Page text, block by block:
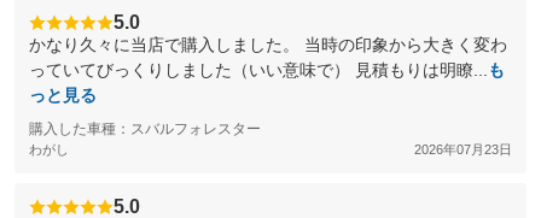
5.0
かなり久々に当店で購入しました。 当時の印象から大きく変わ
っていてびっくりしました（いい意味で） 見積もりは明瞭...
も
っと見る
購入した車種：スバルフォレスター
わがし 2026年07月23日
5.0